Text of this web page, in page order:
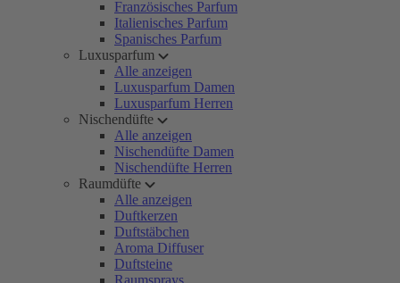
Französisches Parfum
Italienisches Parfum
Spanisches Parfum
Luxusparfum
Alle anzeigen
Luxusparfum Damen
Luxusparfum Herren
Nischendüfte
Alle anzeigen
Nischendüfte Damen
Nischendüfte Herren
Raumdüfte
Alle anzeigen
Duftkerzen
Duftstäbchen
Aroma Diffuser
Duftsteine
Raumsprays